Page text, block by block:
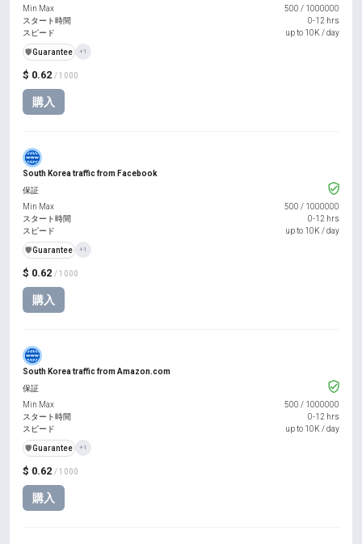
$ 0.62 / 1000
購入
Min Max
500 / 1000000
スタート時間
0-12 hrs
スピード
up to 10K / day
️🛡️Guarantee +1
South Korea traffic from Facebook
$ 0.62 / 1000
購入
保証
Min Max
500 / 1000000
スタート時間
0-12 hrs
スピード
up to 10K / day
️🛡️Guarantee +1
South Korea traffic from Amazon.com
$ 0.62 / 1000
購入
保証
Min Max
500 / 1000000
スタート時間
0-12 hrs
スピード
up to 10K / day
️🛡️Guarantee +1